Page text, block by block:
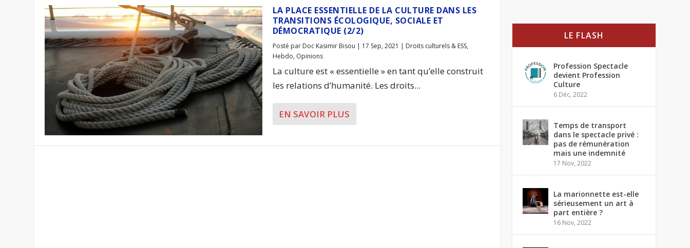
LA PLACE ESSENTIELLE DE LA CULTURE DANS LES
TRANSITIONS ÉCOLOGIQUE, SOCIALE ET
DÉMOCRATIQUE (2/2)
Posté par Doc Kasimir Bisou | 17 Sep, 2021 | Droits culturels & ESS,
Hebdo, Opinions
La culture est « essentielle » en tant qu’elle construit
les relations d’humanité. Les droits...
EN SAVOIR PLUS
LE FLASH
Profession Spectacle
devient Profession
Culture
6 Déc, 2022
Temps de transport
dans le spectacle privé :
pas de rémunération
mais une indemnité
17 Nov, 2022
La marionnette est-elle
sérieusement un art à
part entière ?
16 Nov, 2022